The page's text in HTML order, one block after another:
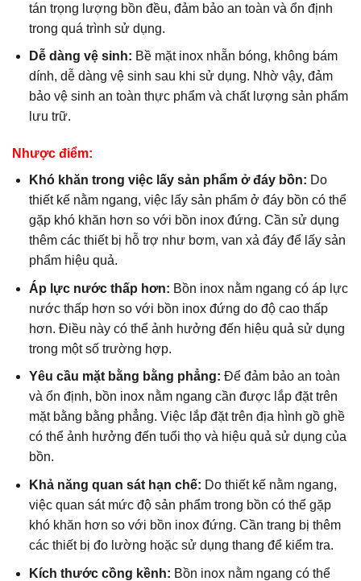
tán trọng lượng bồn đều, đảm bảo an toàn và ổn định
trong quá trình sử dụng.
Dễ dàng vệ sinh: Bề mặt inox nhẵn bóng, không bám
dính, dễ dàng vệ sinh sau khi sử dụng. Nhờ vậy, đảm
bảo vệ sinh an toàn thực phẩm và chất lượng sản phẩm
lưu trữ.
Nhược điểm:
Khó khăn trong việc lấy sản phẩm ở đáy bồn: Do
thiết kế nằm ngang, việc lấy sản phẩm ở đáy bồn có thể
gặp khó khăn hơn so với bồn inox đứng. Cần sử dụng
thêm các thiết bị hỗ trợ như bơm, van xả đáy để lấy sản
phẩm hiệu quả.
Áp lực nước thấp hơn: Bồn inox nằm ngang có áp lực
nước thấp hơn so với bồn inox đứng do độ cao thấp
hơn. Điều này có thể ảnh hưởng đến hiệu quả sử dụng
trong một số trường hợp.
Yêu cầu mặt bằng bằng phẳng: Để đảm bảo an toàn
và ổn định, bồn inox nằm ngang cần được lắp đặt trên
mặt bằng bằng phẳng. Việc lắp đặt trên địa hình gồ ghề
có thể ảnh hưởng đến tuổi thọ và hiệu quả sử dụng của
bồn.
Khả năng quan sát hạn chế: Do thiết kế nằm ngang,
việc quan sát mức độ sản phẩm trong bồn có thể gặp
khó khăn hơn so với bồn inox đứng. Cần trang bị thêm
các thiết bị đo lường hoặc sử dụng thang để kiểm tra.
Kích thước cồng kềnh: Bồn inox nằm ngang có thể